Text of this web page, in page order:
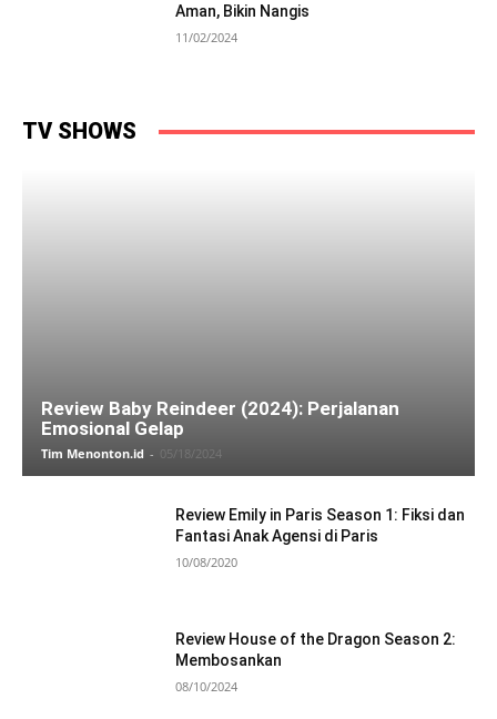
Aman, Bikin Nangis
11/02/2024
TV SHOWS
Review Baby Reindeer (2024): Perjalanan
Emosional Gelap
Tim Menonton.id - 05/18/2024
Review Emily in Paris Season 1: Fiksi dan
Fantasi Anak Agensi di Paris
10/08/2020
Review House of the Dragon Season 2:
Membosankan
08/10/2024